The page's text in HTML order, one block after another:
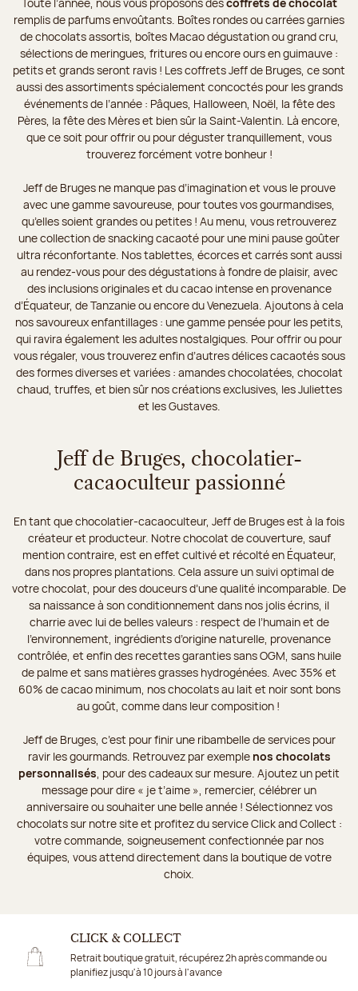
remplis de parfums envoûtants. Boîtes rondes ou carrées garnies
de chocolats assortis, boîtes Macao dégustation ou grand cru,
sélections de meringues, fritures ou encore ours en guimauve :
petits et grands seront ravis ! Les coffrets Jeff de Bruges, ce sont
aussi des assortiments spécialement concoctés pour les grands
événements de l’année : Pâques, Halloween, Noël, la fête des
Pères, la fête des Mères et bien sûr la Saint-Valentin. Là encore,
que ce soit pour offrir ou pour déguster tranquillement, vous
trouverez forcément votre bonheur !
Jeff de Bruges ne manque pas d’imagination et vous le prouve
avec une gamme savoureuse, pour toutes vos gourmandises,
qu’elles soient grandes ou petites ! Au menu, vous retrouverez
une collection de snacking cacaoté pour une mini pause goûter
ultra réconfortante. Nos tablettes, écorces et carrés sont aussi
au rendez-vous pour des dégustations à fondre de plaisir, avec
des inclusions originales et du cacao intense en provenance
d’Équateur, de Tanzanie ou encore du Venezuela. Ajoutons à cela
nos savoureux enfantillages : une gamme pensée pour les petits,
qui ravira également les adultes nostalgiques. Pour offrir ou pour
vous régaler, vous trouverez enfin d’autres délices cacaotés sous
des formes diverses et variées : amandes chocolatées, chocolat
chaud, truffes, et bien sûr nos créations exclusives, les Juliettes
et les Gustaves.
Jeff de Bruges, chocolatier-
cacaoculteur passionné
En tant que chocolatier-cacaoculteur, Jeff de Bruges est à la fois
créateur et producteur. Notre chocolat de couverture, sauf
mention contraire, est en effet cultivé et récolté en Équateur,
dans nos propres plantations. Cela assure un suivi optimal de
votre chocolat, pour des douceurs d’une qualité incomparable. De
sa naissance à son conditionnement dans nos jolis écrins, il
charrie avec lui de belles valeurs : respect de l’humain et de
l’environnement, ingrédients d’origine naturelle, provenance
contrôlée, et enfin des recettes garanties sans OGM, sans huile
de palme et sans matières grasses hydrogénées. Avec 35% et
60% de cacao minimum, nos chocolats au lait et noir sont bons
au goût, comme dans leur composition !
Jeff de Bruges, c’est pour finir une ribambelle de services pour
ravir les gourmands. Retrouvez par exemple nos chocolats
personnalisés , pour des cadeaux sur mesure. Ajoutez un petit
message pour dire « je t’aime », remercier, célébrer un
anniversaire ou souhaiter une belle année ! Sélectionnez vos
chocolats sur notre site et profitez du service Click and Collect :
votre commande, soigneusement confectionnée par nos
équipes, vous attend directement dans la boutique de votre
choix.
CLICK & COLLECT
Retrait boutique gratuit, récupérez 2h après commande ou
planifiez jusqu'à 10 jours à l'avance